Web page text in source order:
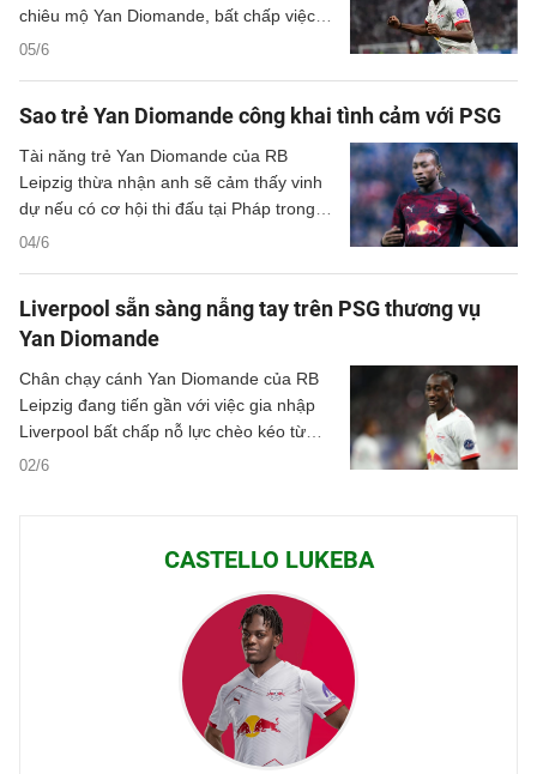
05/6
chiêu mộ Yan Diomande, bất chấp việc
cầu thủ này muốn gia nhập PSG.
Sao trẻ Yan Diomande công khai tình cảm với PSG
04/6
Tài năng trẻ Yan Diomande của RB
Leipzig thừa nhận anh sẽ cảm thấy vinh
dự nếu có cơ hội thi đấu tại Pháp trong
tương lai, đồng thời tiết lộ Paris Saint-
Liverpool sẵn sàng nẫng tay trên PSG thương vụ
Yan Diomande
02/6
Chân chạy cánh Yan Diomande của RB
Leipzig đang tiến gần với việc gia nhập
Liverpool bất chấp nỗ lực chèo kéo từ
PSG.
CASTELLO LUKEBA